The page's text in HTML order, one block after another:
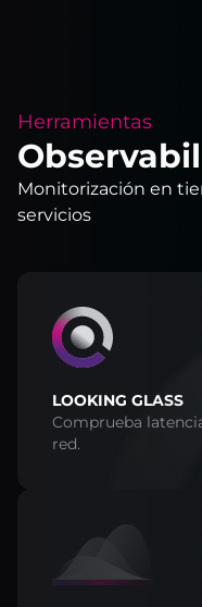
Herramientas
Monitorización en
servicios
LOOKING GLASS
Comprueba
red.